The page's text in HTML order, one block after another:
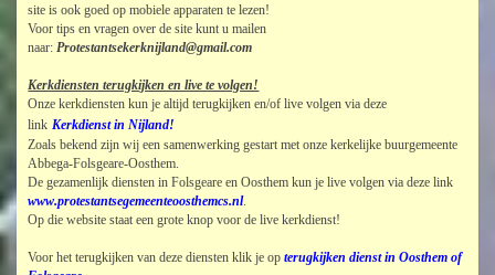
site is ook goed op mobiele apparaten te lezen!
Voor tips en vragen over de site kunt u mailen
naar: Protestantsekerknijland@gmail.com
Kerkdiensten terugkijken en live te volgen!
Onze kerkdiensten kun je altijd terugkijken en/of live volgen via deze
link Kerkdienst in Nijland!
Zoals bekend zijn wij een samenwerking gestart met onze kerkelijke buurgemeente
Abbega-Folsgeare-Oosthem.
De gezamenlijk diensten in Folsgeare en Oosthem kun je live volgen via deze link
www.protestantsegemeenteoosthemcs.nl.
Op die website staat een grote knop voor de live kerkdienst!
Voor het terugkijken van deze diensten klik je opterugkijken dienst in Oosthem of